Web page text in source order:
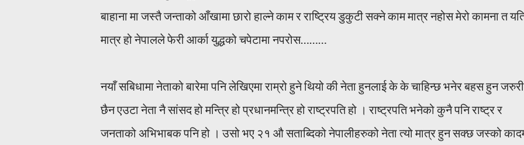
बाहाना मा जस्तै जन्ताको आँखामा छारो हाल्ने काम र राष्ट्रिय डुकुटी सक्ने काम मात्र नहोस मेरो कामना त
मात्र हो नेपालले फेरी आर्का युद्धको चपेटामा नपरोस………
नयाँ सबिधामा नेताको बारेमा पनि लेखिएमा राम्रो हुने थियो की नेता हुनलाई के के चाहिन्छ भनेर बहस हुन जरुरी
छैन एउटा नेता नै सांसद हो मन्त्रि हो प्रधानमन्त्रि हो राष्ट्रपति हो । राष्ट्रपति भनेको कुनै पनि राष्ट्र र
जनताको अभिभाबक पनि हो । उसो भए २१ औ सताब्दिको नेपालीहरुको नेता त्यो मात्र हुन सक्छ जस्को